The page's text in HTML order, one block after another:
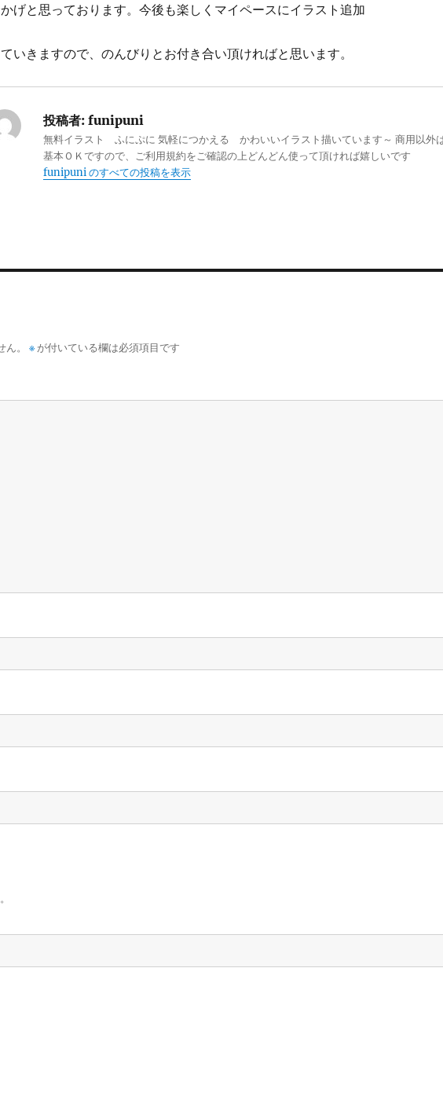
げと思っております。今後も楽しくマイペースにイラスト追加
ていきますので、のんびりとお付き合い頂ければと思います。
投稿者:funipuni
無料イラスト ふにぷに 気軽につかえる かわいいイラスト描いています～ 商用以外
基本ＯＫですので、ご利用規約をご確認の上どんどん使って頂ければ嬉しいです
funipuni のすべての投稿を表示
。 ※ が付いている欄は必須項目です